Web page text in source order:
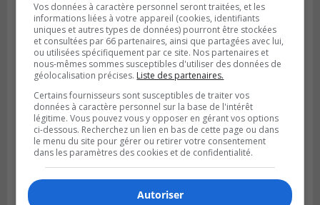
Publié le 18 juillet 2026 à 07h58
Le parc Poly-aréna de Brossard va vibrer
en début août
Vos données à caractère personnel seront traitées, et les
informations liées à votre appareil (cookies, identifiants
uniques et autres types de données) pourront être stockées
et consultées par 66 partenaires, ainsi que partagées avec lui,
ou utilisées spécifiquement par ce site. Nos partenaires et
nous-mêmes sommes susceptibles d'utiliser des données de
géolocalisation précises. Liste des partenaires.
Certains fournisseurs sont susceptibles de traiter vos
données à caractère personnel sur la base de l'intérêt
légitime. Vous pouvez vous y opposer en gérant vos options
ci-dessous. Recherchez un lien en bas de cette page ou dans
le menu du site pour gérer ou retirer votre consentement
dans les paramètres des cookies et de confidentialité.
Autoriser